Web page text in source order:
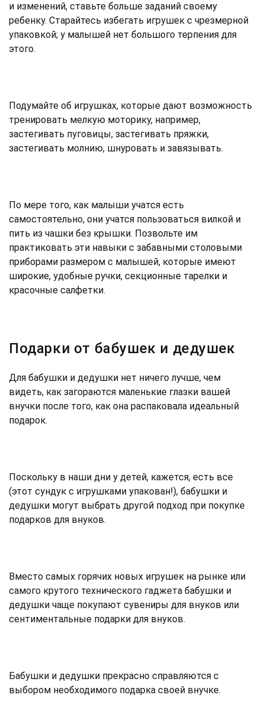
и изменений, ставьте больше заданий своему
ребенку. Старайтесь избегать игрушек с чрезмерной
упаковкой; у малышей нет большого терпения для
этого.
Подумайте об игрушках, которые дают возможность
тренировать мелкую моторику, например,
застегивать пуговицы, застегивать пряжки,
застегивать молнию, шнуровать и завязывать.
По мере того, как малыши учатся есть
самостоятельно, они учатся пользоваться вилкой и
пить из чашки без крышки. Позвольте им
практиковать эти навыки с забавными столовыми
приборами размером с малышей, которые имеют
широкие, удобные ручки, секционные тарелки и
красочные салфетки.
Подарки от бабушек и дедушек
Для бабушки и дедушки нет ничего лучше, чем
видеть, как загораются маленькие глазки вашей
внучки после того, как она распаковала идеальный
подарок.
Поскольку в наши дни у детей, кажется, есть все
(этот сундук с игрушками упакован!), бабушки и
дедушки могут выбрать другой подход при покупке
подарков для внуков.
Вместо самых горячих новых игрушек на рынке или
самого крутого технического гаджета бабушки и
дедушки чаще покупают сувениры для внуков или
сентиментальные подарки для внуков.
Бабушки и дедушки прекрасно справляются с
выбором необходимого подарка своей внучке.